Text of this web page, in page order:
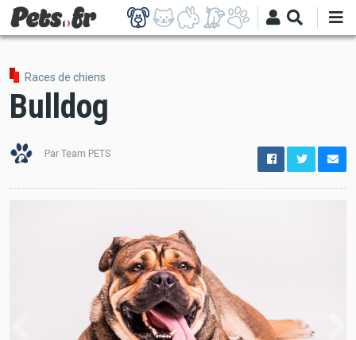
Aller
au
contenu
Races de chiens
Bulldog
Par Team PETS
configuration